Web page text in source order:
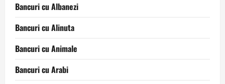
Bancuri cu Albanezi
Bancuri cu Alinuta
Bancuri cu Animale
Bancuri cu Arabi